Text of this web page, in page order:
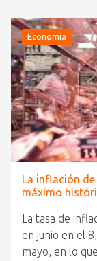
Economía
La inflación
máximo
La tasa de
en junio en el
mayo, en lo